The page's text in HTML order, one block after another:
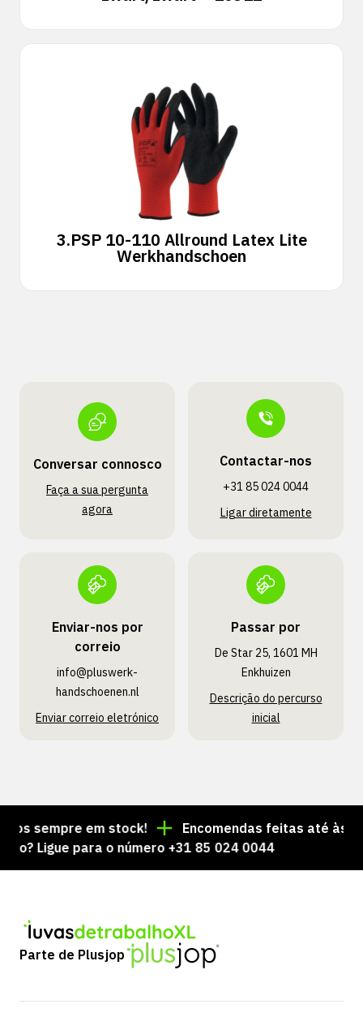
3.PSP 10-110 Allround Latex Lite
Werkhandschoen
Conversar connosco
Faça a sua pergunta
agora
Contactar-nos
+31 85 024 0044
Ligar diretamente
Enviar-nos por
correio
info@pluswerk­
handschoenen.nl
Enviar correio eletrónico
Passar por
De Star 25, 1601 MH
Enkhuizen
Descrição do percurso
inicial
sempre em stock!
Encomendas feitas até às
Ligue para o número +31 85 024 0044
Parte de Plusjop